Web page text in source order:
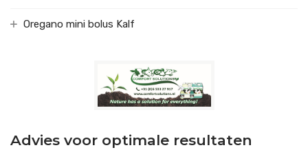
Oregano mini bolus Kalf
Advies voor optimale resultaten